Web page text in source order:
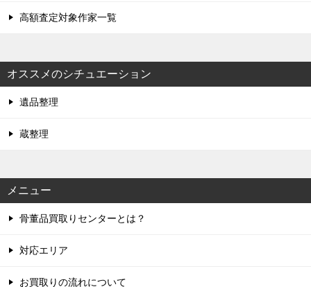
高額査定対象作家一覧
オススメのシチュエーション
遺品整理
蔵整理
メニュー
骨董品買取りセンターとは？
対応エリア
お買取りの流れについて